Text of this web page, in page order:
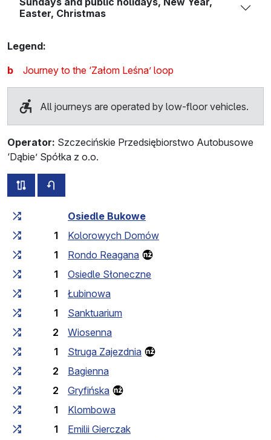
Easter, Christmas
Legend:
b
Journey to the ‘Załom Leśna’ loop
All journeys are operated by low-floor vehicles.
Operator: Szczecińskie Przedsiębiorstwo Autobusowe
‘Dąbie’ Spółka z o.o.
all routes of this line
Cumulative travel time Travel time between stops
Osiedle Bukowe
1
Kolorowych Domów
1
Rondo Reagana
1
Osiedle Słoneczne
1
Łubinowa
1
Sanktuarium
2
Wiosenna
1
Struga Zajezdnia
2
Bagienna
2
Gryfińska
1
Klombowa
1
Emilii Gierczak